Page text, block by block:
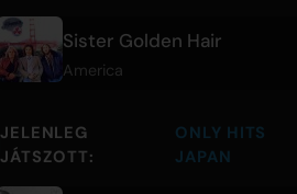
Sister Golden Hair
America
JELENLEG
JÁTSZOTT:
ONLY HITS
JAPAN